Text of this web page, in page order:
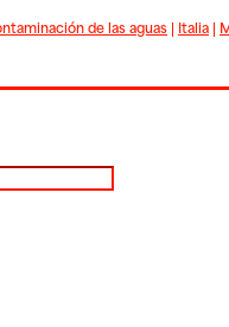
de las aguas| Italia|